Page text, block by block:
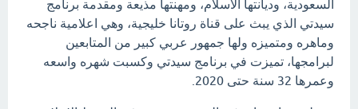
السعودية، وديانتها الاسلام، ومهنتها مذيعة ومقدمة برنامج
سيدتي الذي يبث على قناة روتانا خليجية، وهي اعلامية ناجحه
وماهره ومتميزه ولها جمهور عربي كبير من المتابعين
لبرامجها، تميزت في برنامج سيدتي وكسبت شهره واسعه
وعمرها 32 سنة حتى 2020.